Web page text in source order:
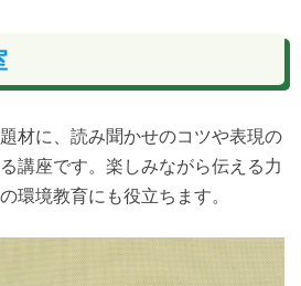
材に、読み聞かせのコツや表現の
講座です。楽しみながら伝える力
環境教育にも役立ちます。